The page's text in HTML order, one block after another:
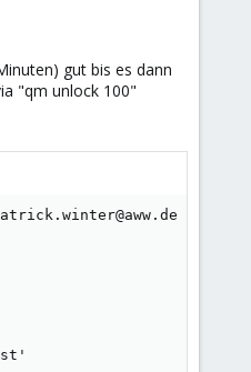
gut bis es dann
"qm unlock 100"
--